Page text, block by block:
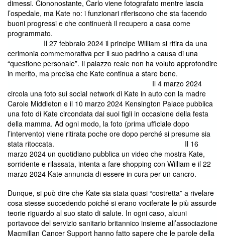
dimessi. Ciononostante, Carlo viene fotografato mentre lascia
l’ospedale, ma Kate no: i funzionari riferiscono che sta facendo
buoni progressi e che continuerà il recupero a casa come
programmato.
Il 27 febbraio 2024 il principe William si ritira da una
cerimonia commemorativa per il suo padrino a causa di una
“questione personale”. Il palazzo reale non ha voluto approfondire
in merito, ma precisa che Kate continua a stare bene.
Il 4 marzo 2024
circola una foto sui social network di Kate in auto con la madre
Carole Middleton e il 10 marzo 2024 Kensington Palace pubblica
una foto di Kate circondata dai suoi figli in occasione della festa
della mamma. Ad ogni modo, la foto (prima ufficiale dopo
l’intervento) viene ritirata poche ore dopo perché si presume sia
stata ritoccata. Il 16
marzo 2024 un quotidiano pubblica un video che mostra Kate,
sorridente e rilassata, intenta a fare shopping con William e il 22
marzo 2024 Kate annuncia di essere in cura per un cancro.
Dunque, si può dire che Kate sia stata quasi “costretta” a rivelare
cosa stesse succedendo poiché si erano vociferate le più assurde
teorie riguardo al suo stato di salute. In ogni caso, alcuni
portavoce del servizio sanitario britannico insieme all’associazione
Macmillan Cancer Support hanno fatto sapere che le parole della